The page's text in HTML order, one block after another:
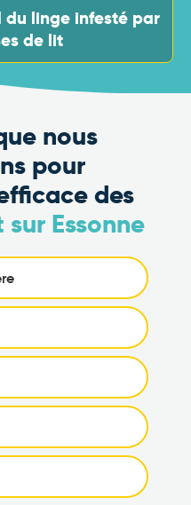
linge infesté par
de lit
nous
pour
des
Essonne